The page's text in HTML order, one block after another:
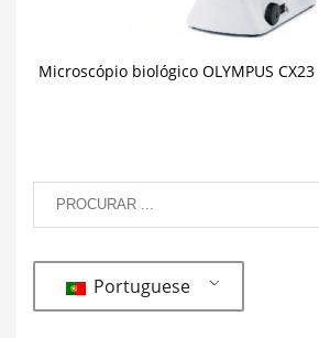
Microscópio biológico OLYMPUS CX23
Portuguese